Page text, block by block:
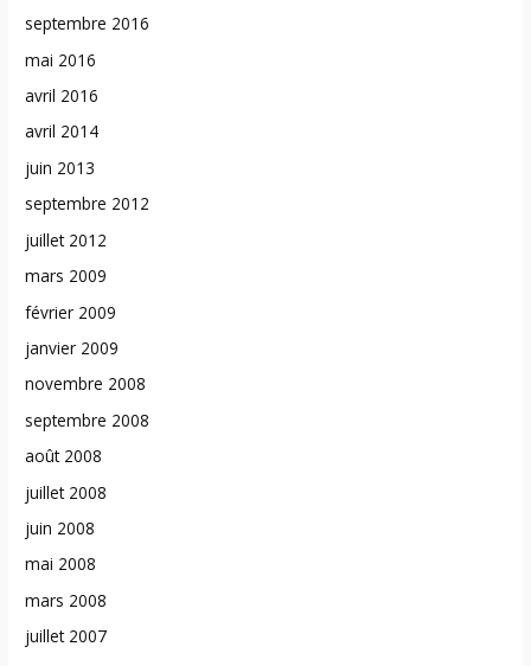
septembre 2016
mai 2016
avril 2016
avril 2014
juin 2013
septembre 2012
juillet 2012
mars 2009
février 2009
janvier 2009
novembre 2008
septembre 2008
août 2008
juillet 2008
juin 2008
mai 2008
mars 2008
juillet 2007